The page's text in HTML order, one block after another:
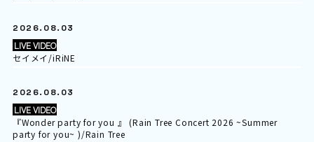
2026.08.03
LIVE VIDEO
セイメイ/iRiNE
2026.08.03
LIVE VIDEO
『Wonder party for you 』 (Rain Tree Concert 2026 ~Summer
party for you~ )/Rain Tree